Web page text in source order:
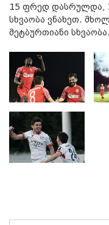
15 ფრედ დასრულდა,
სხვაობა ვნახეთ.
მეტბურთიანი სხვაობა.